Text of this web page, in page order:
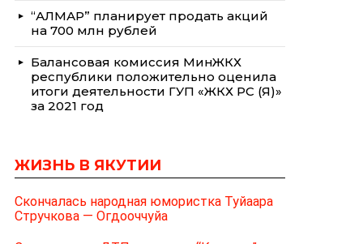
“АЛМАР” планирует продать акций
на 700 млн рублей
Балансовая комиссия МинЖКХ
республики положительно оценила
итоги деятельности ГУП «ЖКХ РС (Я)»
за 2021 год
ЖИЗНЬ В ЯКУТИИ
Скончалась народная юмористка Туйаара
Стручкова — Огдооччуйа